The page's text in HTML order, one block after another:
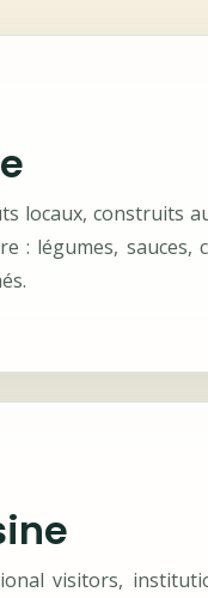
locaux, construits
: légumes, sauces,
visitors,